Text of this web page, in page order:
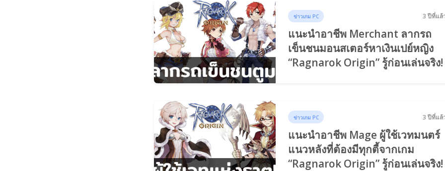
ข่าวเกม PC 3 ปีที่แล้
แนะนำอาชีพ Merchant ลากรถ
เข็นชนมอนสเตอร์หาเงินเปย์หญิง
“Ragnarok Origin” รู้ก่อนเล่นจริง!
ข่าวเกม PC 3 ปีที่แล้
แนะนำอาชีพ Mage ผู้ใช้เวทมนตร์
แนวหลังที่ต้องมีทุกตี้จากเกม
“Ragnarok Origin” รู้ก่อนเล่นจริง!